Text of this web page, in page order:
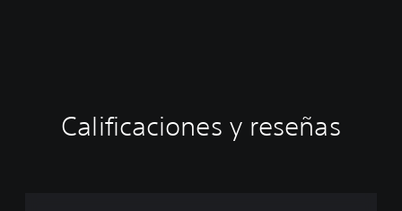
Calificaciones y reseñas